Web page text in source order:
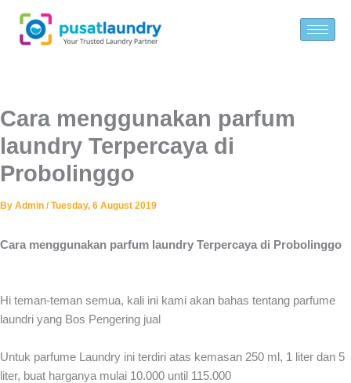
content
Cara menggunakan parfum
laundry Terpercaya di
Probolinggo
By Admin /Tuesday, 6 August 2019
Cara menggunakan parfum laundry Terpercaya di Probolinggo
Hi teman-teman semua, kali ini kami akan bahas tentang parfume
laundri yang Bos Pengering jual
Untuk parfume Laundry ini terdiri atas kemasan 250 ml, 1 liter dan 5
liter, buat harganya mulai 10.000 until 115.000